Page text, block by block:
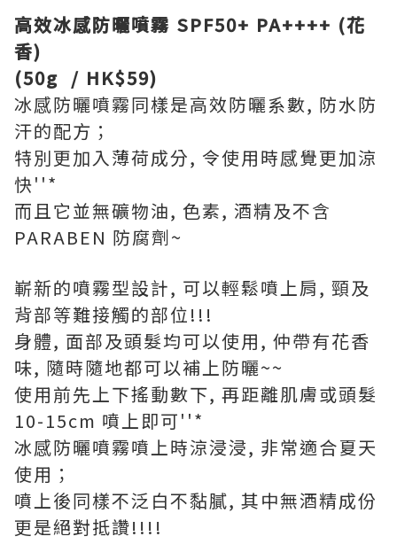
高效冰感防曬噴霧 SPF50+ PA++++ (花
香)
(50g / HK$59)
冰感防曬噴霧同樣是高效防曬系數, 防水防
汗的配方；
特別更加入薄荷成分, 令使用時感覺更加涼
快''*
而且它並無礦物油, 色素, 酒精及不含
PARABEN 防腐劑~
嶄新的噴霧型設計, 可以輕鬆噴上肩, 頸及
背部等難接觸的部位!!!
身體, 面部及頭髮均可以使用, 仲帶有花香
味, 隨時隨地都可以補上防曬~~
使用前先上下搖動數下, 再距離肌膚或頭髮
10-15cm 噴上即可''*
冰感防曬噴霧噴上時涼浸浸, 非常適合夏天
使用；
噴上後同樣不泛白不黏膩, 其中無酒精成份
更是絕對抵讚!!!!